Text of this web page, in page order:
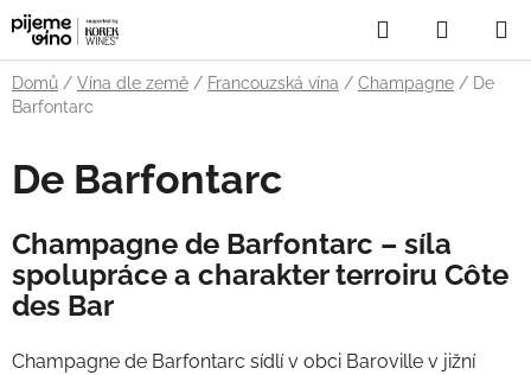
Přejít
na
obsah
Hledat
KOŠÍK
Domů / Vína dle země / Francouzská vína / Champagne / De
Barfontarc
De Barfontarc
Champagne de Barfontarc – síla
spolupráce a charakter terroiru Côte
des Bar
Champagne de Barfontarc sídlí v obci Baroville v jižní